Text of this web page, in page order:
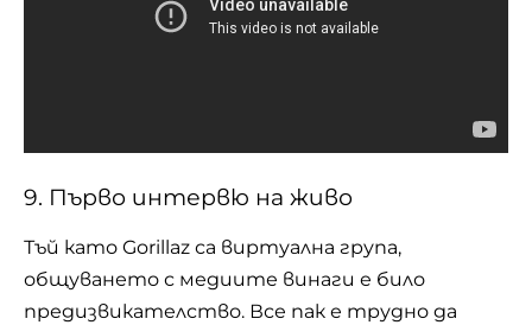
9. Първо интервю на живо
Тъй като Gorillaz са виртуална група,
общуването с медиите винаги е било
предизвикателство. Все пак е трудно да